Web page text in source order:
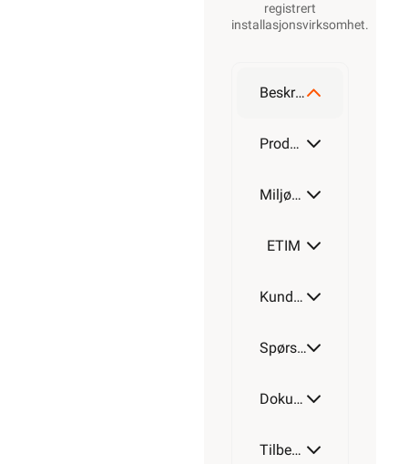
registrert
installasjonsvirksomhet.
Beskrivelse
Produktdetaljer
Miljøparametere
ETIM
Kundeomtale
Spørsmål og svar
Dokumentasjon
Tilbehør